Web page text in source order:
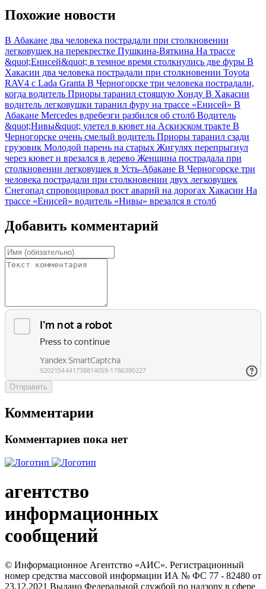
Похожие новости
В Абакане два человека пострадали при столкновении
легковушек на перекрестке Пушкина-Вяткина На трассе
&quot;Енисей&quot; в темное время столкнулись две фуры В
Хакасии два человека пострадали при столкновении Toyota
RAV4 с Lada Granta В Черногорске три человека пострадали,
когда водитель Приоры таранил стоящую Хонду В Хакасии
водитель легковушки таранил фуру на трассе «Енисей» В
Абакане Mercedes вдребезги разбился об столб Водитель
&quot;Нивы&quot; улетел в кювет на Аскизском тракте В
Черногорске очень смелый водитель Приоры таранил сзади
грузовик Молодой парень на старых Жигулях перепрыгнул
через кювет и врезался в дерево Женщина пострадала при
столкновении легковушек в ️Усть-Абакане В Черногорске три
человека пострадали при столкновении двух легковушек
Снегопад спровоцировал рост аварий на дорогах Хакасии На
трассе «Енисей» водитель «Нивы» врезался в столб
Добавить комментарий
Отправить
Комментарии
Комментариев пока нет
агентство
информационных
сообщений
© Информационное Агентство «АИС». Регистрационный
номер средства массовой информации ИА № ФС 77 - 82480 от
23.12.2021 Выдано Федеральной службой по надзору в сфере